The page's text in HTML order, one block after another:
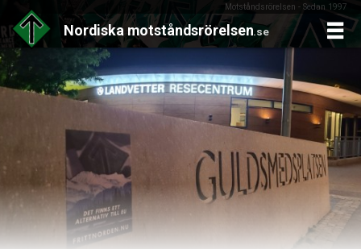
Motståndsrörelsen - Sedan 1997
Nordiska motståndsrörelsen.se
to
content